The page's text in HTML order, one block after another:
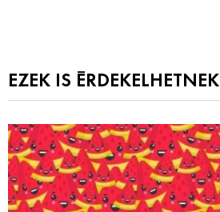
EZEK IS ÉRDEKELHETNEK